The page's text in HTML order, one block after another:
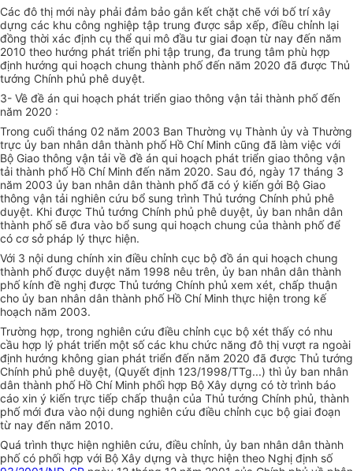
Các đô thị mới này phải đảm bảo gắn kết chặt chẽ với bố trí xây
dựng các khu công nghiệp tập trung được sắp xếp, điều chỉnh lại
đồng thời xác định cụ thể qui mô đầu tư giai đoạn từ nay đến năm
2010 theo hướng phát triển phi tập trung, đa trung tâm phù hợp
định hướng qui hoạch chung thành phố đến năm 2020 đã được Thủ
tướng Chính phủ phê duyệt.
3- Về đề án qui hoạch phát triển giao thông vận tải thành phố đến
năm 2020 :
Trong cuối tháng 02 năm 2003 Ban Thường vụ Thành ủy và Thường
trực ủy ban nhân dân thành phố Hồ Chí Minh cũng đã làm việc với
Bộ Giao thông vận tải về đề án qui hoạch phát triển giao thông vận
tải thành phố Hồ Chí Minh đến năm 2020. Sau đó, ngày 17 tháng 3
năm 2003 ủy ban nhân dân thành phố đã có ý kiến gởi Bộ Giao
thông vận tải nghiên cứu bổ sung trình Thủ tướng Chính phủ phê
duyệt. Khi được Thủ tướng Chính phủ phê duyệt, ủy ban nhân dân
thành phố sẽ đưa vào bổ sung qui hoạch chung của thành phố để
có cơ sở pháp lý thực hiện.
Với 3 nội dung chính xin điều chỉnh cục bộ đồ án qui hoạch chung
thành phố được duyệt năm 1998 nêu trên, ủy ban nhân dân thành
phố kính đề nghị được Thủ tướng Chính phủ xem xét, chấp thuận
cho ủy ban nhân dân thành phố Hồ Chí Minh thực hiện trong kế
hoạch năm 2003.
Trường hợp, trong nghiên cứu điều chỉnh cục bộ xét thấy có nhu
cầu hợp lý phát triển một số các khu chức năng đô thị vượt ra ngoài
định hướng không gian phát triển đến năm 2020 đã được Thủ tướng
Chính phủ phê duyệt, (Quyết định 123/1998/TTg...) thì ủy ban nhân
dân thành phố Hồ Chí Minh phối hợp Bộ Xây dựng có tờ trình báo
cáo xin ý kiến trực tiếp chấp thuận của Thủ tướng Chính phủ, thành
phố mới đưa vào nội dung nghiên cứu điều chỉnh cục bộ giai đoạn
từ nay đến năm 2010.
Quá trình thực hiện nghiên cứu, điều chỉnh, ủy ban nhân dân thành
phố có phối hợp với Bộ Xây dựng và thực hiện theo Nghị định số